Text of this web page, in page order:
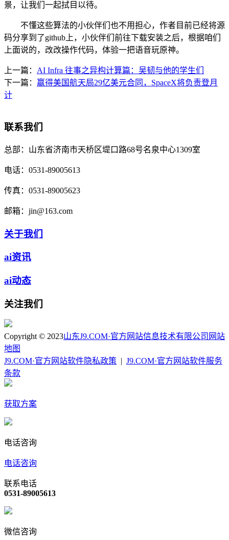
景，让我们一起拭目以待。
不懂这些算法的小伙伴们也不用担心，作者目前已经将源
码分享到了github上，小伙伴们前往下载安装之后，根据咱们
上面说的，改改操作代码，体验一把语音玩原神。
上一篇： AI Infra 往事之异构计算篇：吴韧与他的学生们
下一篇： 赢得美国航天局29亿美元合同，SpaceX将负责登月
计
联系我们
总部： 山东省济南市天桥区堤口路68号名泉中心1309室
电话： 0531-89005613
传真： 0531-89005623
邮箱： jin@163.com
关于我们
ai资讯
ai动态
关注我们
Copyright © 2023山东J9.COM·官方网站信息技术有限公司 网站
地图
J9.COM·官方网站软件隐私政策
J9.COM·官方网站软件服务
条款
获取方案
电话咨询
电话咨询
联系电话
0531-89005613
微信咨询